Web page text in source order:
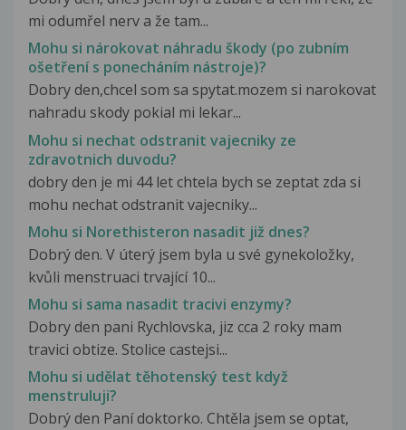
mi odumřel nerv a že tam...
Mohu si nárokovat náhradu škody (po zubním
ošetření s ponecháním nástroje)?
Dobry den,chcel som sa spytat.mozem si narokovat
nahradu skody pokial mi lekar...
Mohu si nechat odstranit vajecniky ze
zdravotnich duvodu?
dobry den je mi 44 let chtela bych se zeptat zda si
mohu nechat odstranit vajecniky...
Mohu si Norethisteron nasadit již dnes?
Dobrý den. V úterý jsem byla u své gynekoložky,
kvůli menstruaci trvající 10...
Mohu si sama nasadit tracivi enzymy?
Dobry den pani Rychlovska, jiz cca 2 roky mam
travici obtize. Stolice castejsi...
Mohu si udělat těhotenský test když
menstruluji?
Dobrý den Paní doktorko. Chtěla jsem se optat,